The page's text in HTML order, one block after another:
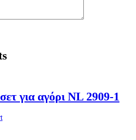
για αγόρι NL 2909-1